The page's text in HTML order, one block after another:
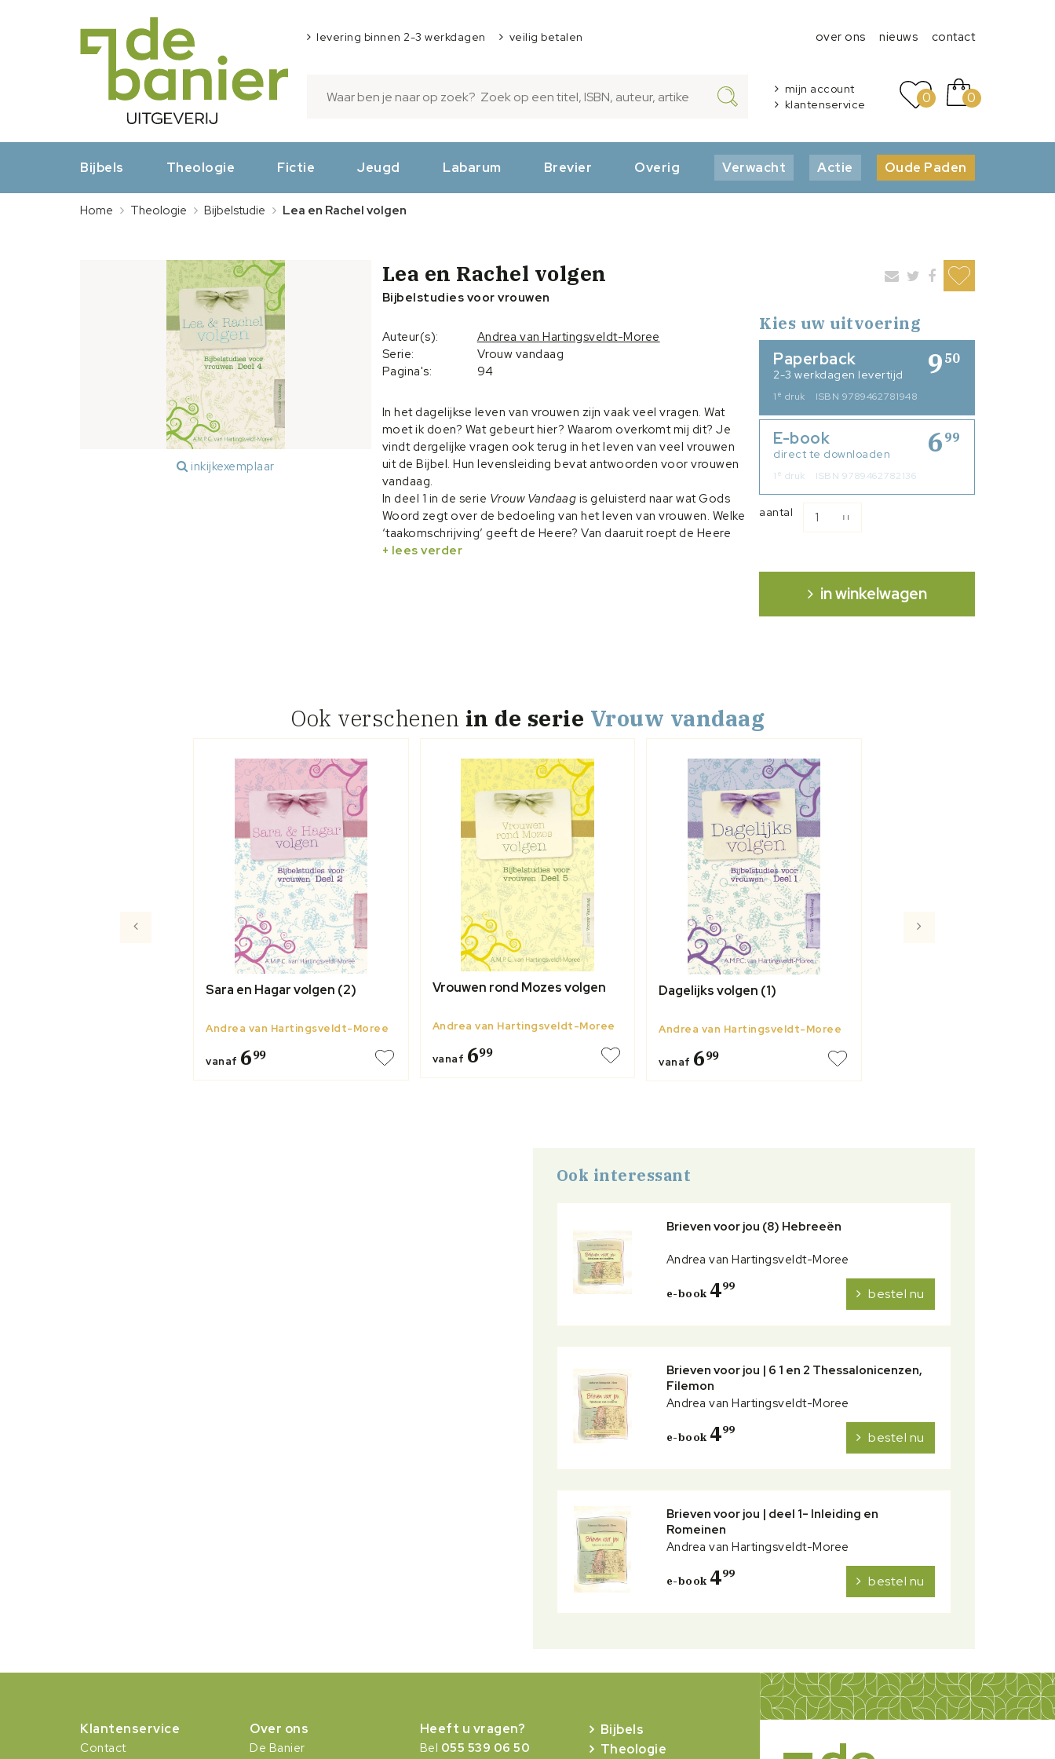
levering binnen 2-3 werkdagen veilig betalen over ons nieuws contact
mijn account
klantenservice
0 0
Bijbels Theologie Fictie Jeugd Labarum Brevier Overig Verwacht Actie Oude Paden
Home Theologie Bijbelstudie Lea en Rachel volgen
inkijkexemplaar
Lea en Rachel volgen
Bijbelstudies voor vrouwen
Auteur(s):
Andrea van Hartingsveldt-Moree
Serie:
Vrouw vandaag
Pagina's:
94
In het dagelijkse leven van vrouwen zijn vaak veel vragen. Wat
moet ik doen? Wat gebeurt hier? Waarom overkomt mij dit? Je
vindt dergelijke vragen ook terug in het leven van veel vrouwen
uit de Bijbel. Hun levensleiding bevat antwoorden voor vrouwen
vandaag.
In deel 1 in de serie Vrouw Vandaag is geluisterd naar wat Gods
Woord zegt over de bedoeling van het leven van vrouwen. Welke
‘taakomschrijving’ geeft de Heere? Van daaruit roept de Heere
om Hem te volgen van dag tot dag. Ook daarvoor geeft Gods
zowel individueel als in groepsverband te gebruiken.
+ lees verder
Kies uw uitvoering
9 50
Paperback
2-3 werkdagen levertijd
1 e druk ISBN 9789462781948
6 99
E-book
direct te downloaden
1 e druk ISBN 9789462782136
aantal
in winkelwagen
Ook verschenen in de serie Vrouw vandaag
Sara en Hagar volgen (2)
Andrea van Hartingsveldt-Moree
vanaf 699
Vrouwen rond Mozes volgen
Andrea van Hartingsveldt-Moree
vanaf 699
Dagelijks volgen (1)
Andrea van Hartingsveldt-Moree
vanaf 699
Ook interessant
Brieven voor jou (8) Hebreeën
Andrea van Hartingsveldt-Moree
e-book 499 bestel nu
Brieven voor jou | 6 1 en 2 Thessalonicenzen,
Filemon
Andrea van Hartingsveldt-Moree
e-book 499 bestel nu
Brieven voor jou | deel 1- Inleiding en
Romeinen
Andrea van Hartingsveldt-Moree
e-book 499 bestel nu
Klantenservice
Contact
Over ons
De Banier
Heeft u vragen?
Bel 055 539 06 50
Bijbels
Theologie